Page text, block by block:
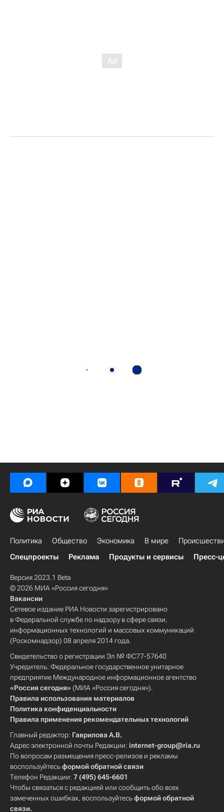
Политика Общество Экономика В мире
Спецпроекты
Реклама Продукты и сервисы Пресс-
Версия 2023.1 Beta
© 2026 МИА «Россия сегодня»
Вакансии
Сетевое издание РИА Новости зарегистрировано
в Федеральной службе по надзору в сфере связи,
информационных технологий и массовых коммуникаций
(Роскомнадзор) 08 апреля 2014 года.
Свидетельство о регистрации Эл № ФС77-57640
Учредитель: Федеральное государственное унитарное
предприятие Международное информационное агентство
«Россия сегодня» (МИА «Россия сегодня»).
Правила использования материалов
Политика конфиденциальности
Правила применения рекомендательных технологий
Главный редактор: Гаврилова А.В.
Адрес электронной почты Редакции: internet-group@ria.ru
По вопросам размещения пресс-релизов и рекламы
воспользуйтесьформой обратной связи
Телефон Редакции: 7 (495) 645-6601
Чтобы связаться с редакцией или сообщить обо всех
замеченных ошибках, воспользуйтесьформой обратной
связи.